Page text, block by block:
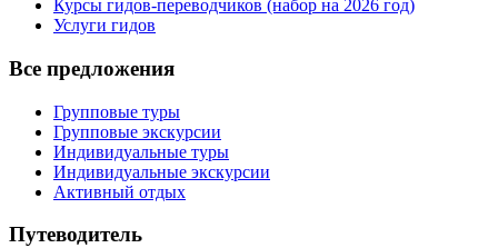
Курсы гидов-переводчиков (набор на 2026 год)
Услуги гидов
Все предложения
Групповые туры
Групповые экскурсии
Индивидуальные туры
Индивидуальные экскурсии
Активный отдых
Путеводитель